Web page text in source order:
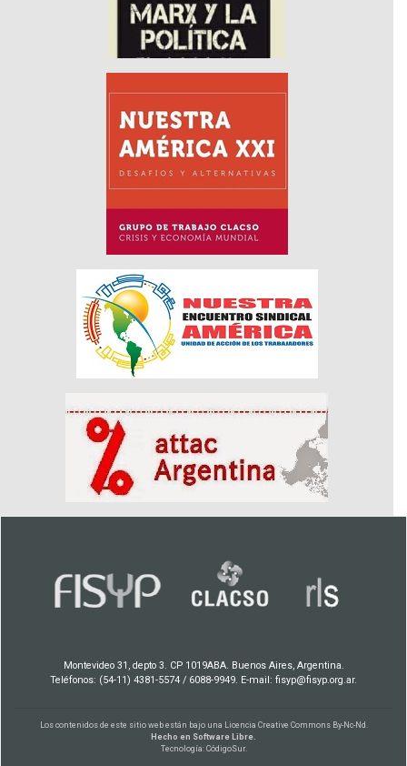
Montevideo 31, depto 3. CP 1019ABA. Buenos Aires, Argentina.
Teléfonos: (54-11) 4381-5574 / 6088-9949. E-mail: fisyp@fisyp.org.ar.
Los contenidos de este sitio web están bajo una Licencia Creative Commons By-Nc-Nd .
Hecho en Software Libre.
Tecnología: CódigoSur.